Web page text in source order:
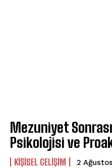
Mezuniyet
Psikolojisi ve
KIŞISEL GELIŞIM 2